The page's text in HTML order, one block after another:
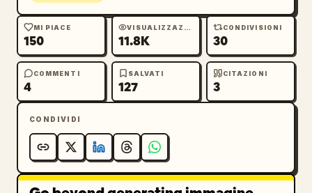
MI PIACE
150
VISUALIZZAZIONI
11.8K
CONDIVISIONI
30
COMMENTI
4
SALVATI
127
CITAZIONI
3
CONDIVIDI